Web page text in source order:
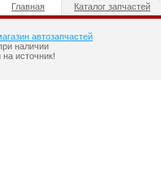
Главная Каталог запчастей
автозапчастей
наличии
источник!